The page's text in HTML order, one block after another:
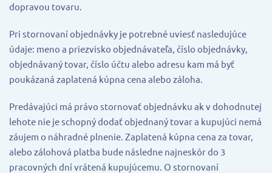
dopravou tovaru.
Pri stornovaní objednávky je potrebné uviesť nasledujúce
údaje: meno a priezvisko objednávateľa, číslo objednávky,
objednávaný tovar, číslo účtu alebo adresu kam má byť
poukázaná zaplatená kúpna cena alebo záloha.
Predávajúci má právo stornovať objednávku ak v dohodnutej
lehote nie je schopný dodať objednaný tovar a kupujúci nemá
záujem o náhradné plnenie. Zaplatená kúpna cena za tovar,
alebo zálohová platba bude následne najneskôr do 3
pracovných dní vrátená kupujúcemu. O stornovaní